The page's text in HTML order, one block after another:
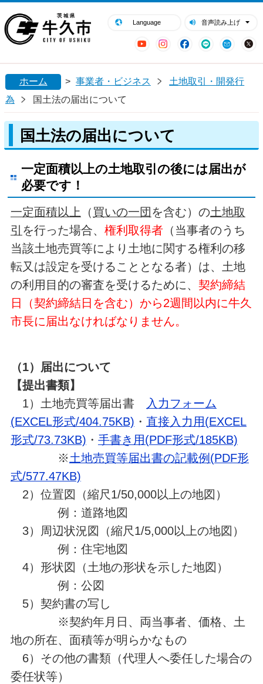
Language 音声読み上げ
YouTubeInstagram
Facebook
LINE Mail
閉じる
ホーム > 事業者・ビジネス
土地取引・開発行
為
国土法の届出について
国土法の届出について
一定面積以上の土地取引の後には届出が
必要です！
一定面積以上 （ 買いの一団を含む）の土地取
引 を行った場合、 権利取得者（当事者のうち
当該土地売買等により土地に関する権利の移
転又は設定を受けることとなる者）は、土地
の利用目的の審査を受けるために、 契約締結
日（契約締結日を含む）から2週間以内に牛久
市長に届出なければなりません。
（1）届出について
【提出書類】
1）土地売買等届出書
入力フォーム
(EXCEL形式/404.75KB) ・ 直接入力用(EXCEL
形式/73.73KB) ・ 手書き用(PDF形式/185KB)
※ 土地売買等届出書の記載例(PDF形
式/577.47KB)
2）位置図（縮尺1/50,000以上の地図）
例：道路地図
3）周辺状況図（縮尺1/5,000以上の地図）
例：住宅地図
4）形状図（土地の形状を示した地図）
例：公図
5）契約書の写し
※契約年月日、両当事者、価格、土
地の所在、面積等が明らかなもの
6）その他の書類（代理人へ委任した場合の
委任状等）